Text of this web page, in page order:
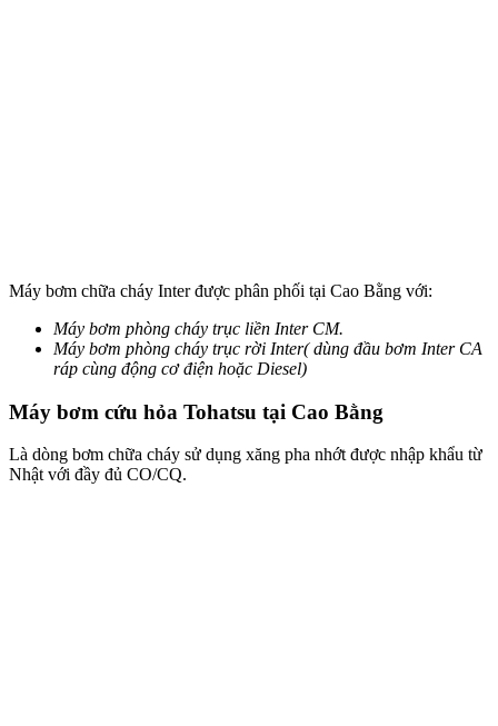
Máy bơm chữa cháy Inter được phân phối tại Cao Bằng với:
Máy bơm phòng cháy trục liền Inter CM.
Máy bơm phòng cháy trục rời Inter( dùng đầu bơm Inter CA
ráp cùng động cơ điện hoặc Diesel)
Máy bơm cứu hỏa Tohatsu tại Cao Bằng
Là dòng bơm chữa cháy sử dụng xăng pha nhớt được nhập khẩu từ
Nhật với đầy đủ CO/CQ.